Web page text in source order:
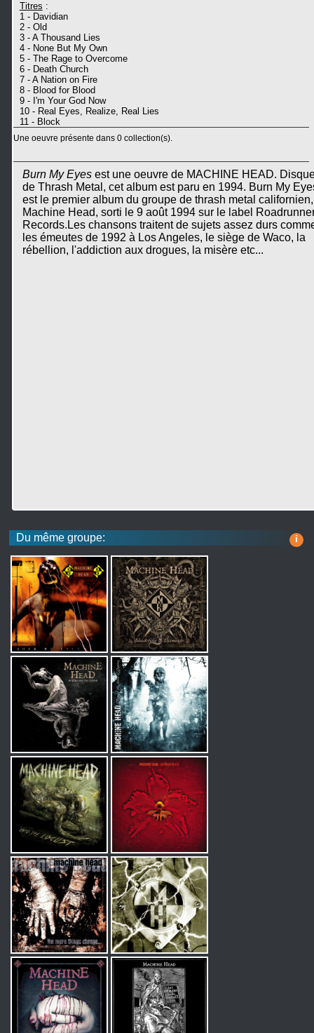
Titres :
1 - Davidian
2 - Old
3 - A Thousand Lies
4 - None But My Own
5 - The Rage to Overcome
6 - Death Church
7 - A Nation on Fire
8 - Blood for Blood
9 - I'm Your God Now
10 - Real Eyes, Realize, Real Lies
11 - Block
Une oeuvre présente dans 0 collection(s).
Burn My Eyesest une oeuvre de MACHINE HEAD.
de Thrash Metal, cet album est paru en 1994. Burn My
est le premier album du groupe de thrash metal californien,
Machine Head, sorti le 9 août 1994 sur le label
Records.Les chansons traitent de sujets assez durs
les émeutes de 1992 à Los Angeles, le siège de Waco, la
rébellion, l'addiction aux drogues, la misère etc...
Du même groupe: i